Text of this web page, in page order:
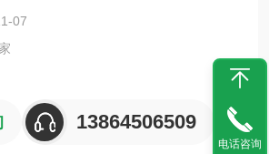
07
13864506509
电话咨询